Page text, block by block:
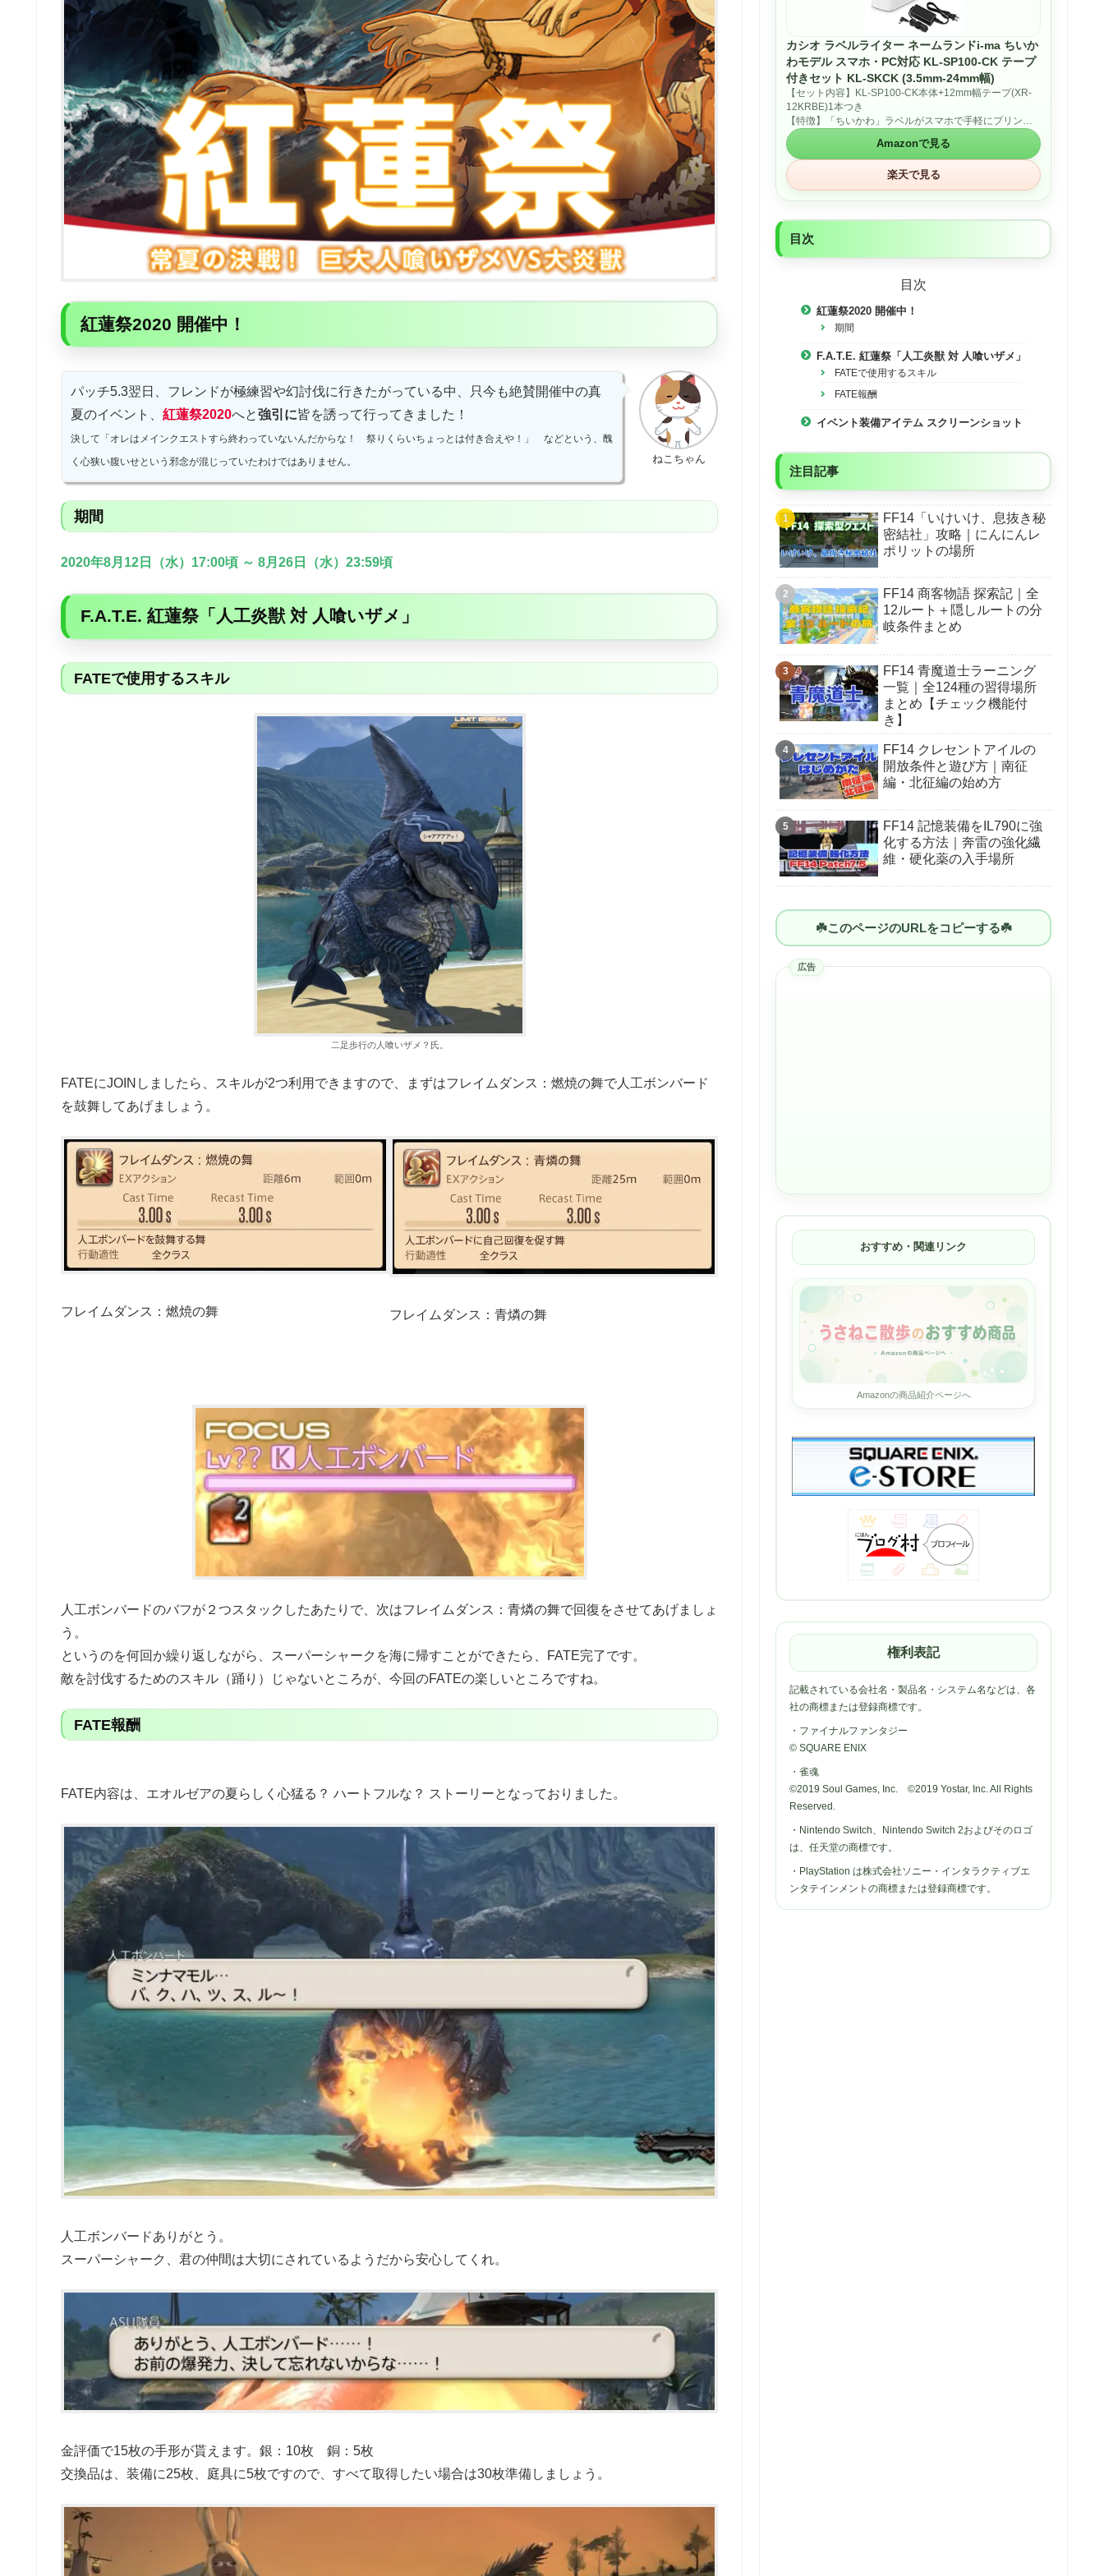
紅蓮祭2020 開催中！
ねこちゃん
パッチ5.3翌日、フレンドが極練習や幻討伐に行きたがっている中、只今も絶賛開催中の真
夏のイベント、 紅蓮祭2020へと強引に皆を誘って行ってきました！
決して「オレはメインクエストすら終わっていないんだからな！ 祭りくらいちょっとは付き合えや！」 などという、醜
く心狭い腹いせという邪念が混じっていたわけではありません。
期間
2020年8月12日（水）17:00頃 ～ 8月26日（水）23:59頃
F.A.T.E. 紅蓮祭「人工炎獣 対 人喰いザメ」
FATEで使用するスキル
二足歩行の人喰いザメ？氏。
FATEにJOINしましたら、スキルが2つ利用できますので、まずはフレイムダンス：燃焼の舞で人工ボンバード
を鼓舞してあげましょう。
フレイムダンス：燃焼の舞 フレイムダンス：青燐の舞
人工ボンバードのバフが２つスタックしたあたりで、次はフレイムダンス：青燐の舞で回復をさせてあげましょ
う。
というのを何回か繰り返しながら、スーパーシャークを海に帰すことができたら、FATE完了です。
敵を討伐するためのスキル（踊り）じゃないところが、今回のFATEの楽しいところですね。
FATE報酬
FATE内容は、エオルゼアの夏らしく心猛る？ ハートフルな？ ストーリーとなっておりました。
人工ボンバードありがとう。
スーパーシャーク、君の仲間は大切にされているようだから安心してくれ。
金評価で15枚の手形が貰えます。銀：10枚 銅：5枚
交換品は、装備に25枚、庭具に5枚ですので、すべて取得したい場合は30枚準備しましょう。
カシオ ラベルライター ネームランドi-ma ちいか
わモデル スマホ・PC対応 KL-SP100-CK テープ
付きセット KL-SKCK (3.5mm-24mm幅)
【セット内容】KL-SP100-CK本体+12mm幅テープ(XR-
12KRBE)1本つき
【特徴】「ちいかわ」ラベルがスマホで手軽にプリント
できる ハーフカット機能付きオートカッター
「ちいかわ」のイラスト入りラベルが作れる 最大印字
幅18mmでキャラクターを大きく印刷が可能 絵文字94
種／フレーム36種／サンプル24種
【対応テープ幅】3.5/6/9/12/18/24mm 【最大印字幅】
18mm ※24mm幅テープ使用時 【最大印字行数】9行
※24mm幅テープ使用時
【付属品】ACアダプター、USBケーブル、18mm幅テー
プ1本
Amazonで見る
楽天で見る
目次
目次
紅蓮祭2020 開催中！
期間
F.A.T.E. 紅蓮祭「人工炎獣 対 人喰いザメ」
FATEで使用するスキル
FATE報酬
イベント装備アイテム スクリーンショット
注目記事
FF14「いけいけ、息抜き秘
密結社」攻略｜にんにんレ
ポリットの場所
FF14 商客物語 探索記｜全
12ルート＋隠しルートの分
岐条件まとめ
FF14 青魔道士ラーニング
一覧｜全124種の習得場所
まとめ【チェック機能付
き】
FF14 クレセントアイルの
開放条件と遊び方｜南征
編・北征編の始め方
FF14 記憶装備をIL790に強
化する方法｜奔雷の強化繊
維・硬化薬の入手場所
☘️このページのURLをコピーする☘️
広告
おすすめ・関連リンク
Amazonの商品紹介ページへ
権利表記
記載されている会社名・製品名・システム名などは、各
社の商標または登録商標です。
・ファイナルファンタジー
© SQUARE ENIX
・雀魂
©2019 Soul Games, Inc. ©2019 Yostar, Inc. All Rights
Reserved.
・Nintendo Switch、Nintendo Switch 2およびそのロゴ
は、任天堂の商標です。
・PlayStation は株式会社ソニー・インタラクティブエ
ンタテインメントの商標または登録商標です。